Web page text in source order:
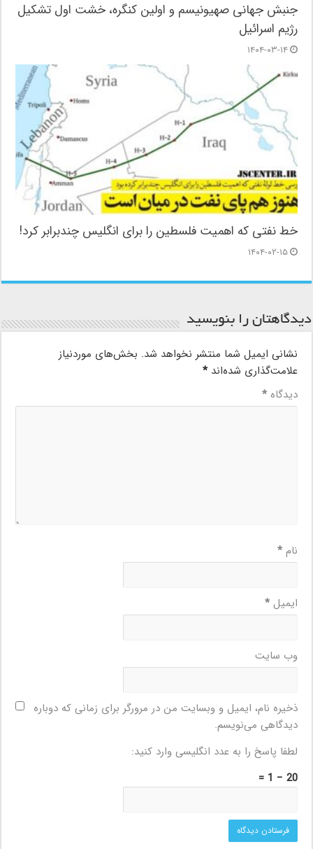
جنبش جهانی صهیونیسم و اولین کنگره، خشت اول تشکیل
رژیم اسرائیل
۱۴۰۴-۰۳-۱۴
خط نفتی که اهمیت فلسطین را برای انگلیس چندبرابر کرد!
۱۴۰۴-۰۲-۱۵
دیدگاهتان را بنویسید
نشانی ایمیل شما منتشر نخواهد شد. بخش‌های موردنیاز
علامت‌گذاری شده‌اند*
دیدگاه*
نام*
ایمیل*
وب‌ سایت
ذخیره نام، ایمیل و وبسایت من در مرورگر برای زمانی که دوباره
دیدگاهی می‌نویسم.
لطفا پاسخ را به عدد انگلیسی وارد کنید:
20 − 1 =